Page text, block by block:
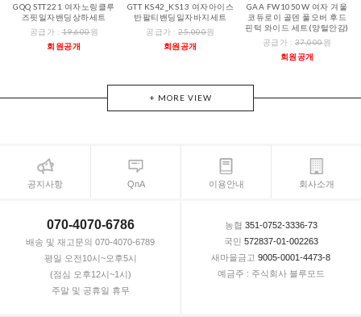
GQQ STT221 여자노링클루
즈핏일자밴딩상하세트
공급가 :19,600원
회원공개
GTT KS42_KS13 여자아이스
반팔티밴딩일자바지세트
공급가 :25,000원
회원공개
GAA FW1050W 여자 겨울
코듀로이 골덴 풀오버 후드
핀턱 와이드 세트(양털안감)
공급가 : 37,000원
회원공개
+ MORE VIEW
공지사항 QnA 이용안내 회사소개
070-4070-6786
배송 및 재고문의 070-4070-6789
평일 오전10시~오후5시
(점심 오후12시~1시)
주말 및 공휴일 휴무
농협 351-0752-3336-73
국민 572837-01-002263
새마을금고 9005-0001-4473-8
예금주 : 주식회사 블루모드